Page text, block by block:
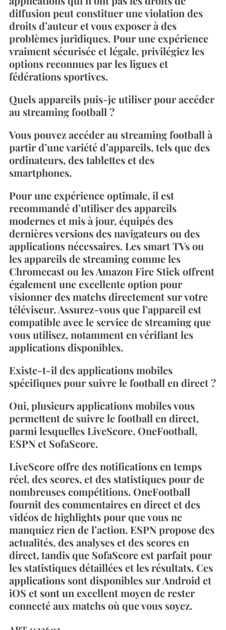
diffusion peut constituer une violation des
droits d’auteur et vous exposer à des
problèmes juridiques. Pour une expérience
vraiment sécurisée et légale, privilégiez les
options reconnues par les ligues et
fédérations sportives.
Quels appareils puis-je utiliser pour accéder
au streaming football ?
Vous pouvez accéder au streaming football à
partir d’une variété d’appareils, tels que des
ordinateurs, des tablettes et des
smartphones.
Pour une expérience optimale, il est
recommandé d’utiliser des appareils
modernes et mis à jour, équipés des
dernières versions des navigateurs ou des
applications nécessaires. Les smart TVs ou
les appareils de streaming comme les
Chromecast ou les Amazon Fire Stick offrent
également une excellente option pour
visionner des matchs directement sur votre
téléviseur. Assurez-vous que l’appareil est
compatible avec le service de streaming que
vous utilisez, notamment en vérifiant les
applications disponibles.
Existe-t-il des applications mobiles
spécifiques pour suivre le football en direct ?
Oui, plusieurs applications mobiles vous
permettent de suivre le football en direct,
parmi lesquelles LiveScore, OneFootball,
ESPN et SofaScore.
LiveScore offre des notifications en temps
réel, des scores, et des statistiques pour de
nombreuses compétitions. OneFootball
fournit des commentaires en direct et des
vidéos de highlights pour que vous ne
manquiez rien de l’action. ESPN propose des
actualités, des analyses et des scores en
direct, tandis que SofaScore est parfait pour
les statistiques détaillées et les résultats. Ces
applications sont disponibles sur Android et
iOS et sont un excellent moyen de rester
connecté aux matchs où que vous soyez.